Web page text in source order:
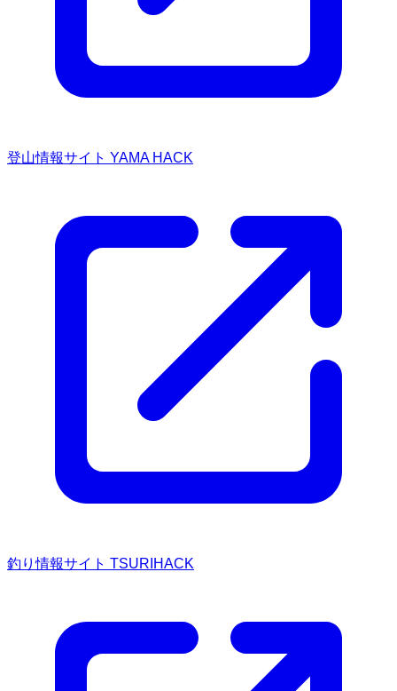
登山情報サイト YAMA HACK
釣り情報サイト TSURIHACK